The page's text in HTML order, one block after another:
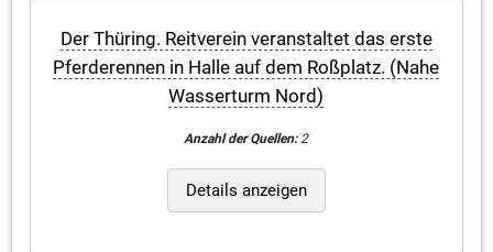
Der Thüring. Reitverein veranstaltet das erste
Pferderennen in Halle auf dem Roßplatz. (Nahe
Wasserturm Nord)
Anzahl der Quellen:2
Details anzeigen